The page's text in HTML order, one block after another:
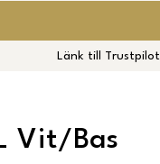
Länk till Trustpilot
Vit/Bas